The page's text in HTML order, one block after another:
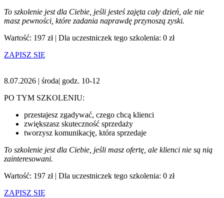
To szkolenie jest dla Ciebie, jeśli jesteś zajęta cały dzień, ale nie
masz pewności, które zadania naprawdę przynoszą zyski.
Wartość: 197 zł | Dla uczestniczek tego szkolenia: 0 zł
ZAPISZ SIĘ
8.07.2026 | środa| godz. 10-12
PO TYM SZKOLENIU:
przestajesz zgadywać, czego chcą klienci
zwiększasz skuteczność sprzedaży
tworzysz komunikację, która sprzedaje
To szkolenie jest dla Ciebie, jeśli masz ofertę, ale klienci nie są nią
zainteresowani.
Wartość: 197 zł | Dla uczestniczek tego szkolenia: 0 zł
ZAPISZ SIĘ